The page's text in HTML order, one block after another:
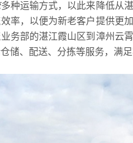
多种运输方式，以此来降低从
率，以便为新老客户提供更
务部的湛江霞山区到漳州云
储、配送、分拣等服务，满足